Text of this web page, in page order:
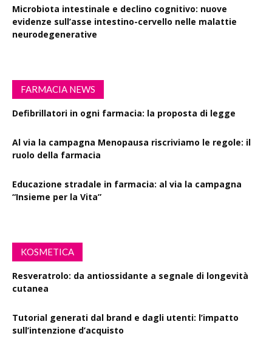
Microbiota intestinale e declino cognitivo: nuove
evidenze sull’asse intestino-cervello nelle malattie
neurodegenerative
FARMACIA NEWS
Defibrillatori in ogni farmacia: la proposta di legge
Al via la campagna Menopausa riscriviamo le regole: il
ruolo della farmacia
Educazione stradale in farmacia: al via la campagna
“Insieme per la Vita”
KOSMETICA
Resveratrolo: da antiossidante a segnale di longevità
cutanea
Tutorial generati dal brand e dagli utenti: l’impatto
sull’intenzione d’acquisto